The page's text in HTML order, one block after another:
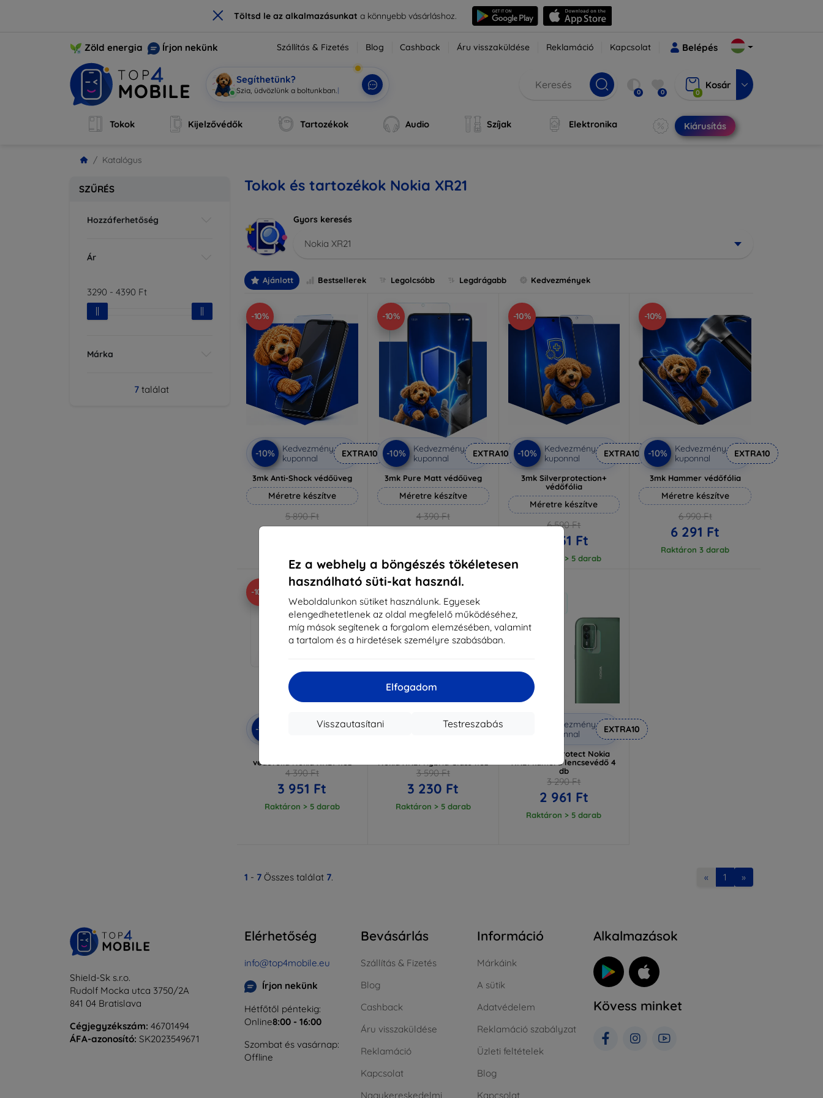
× Töltsd le az alkalmazásunkata könnyebb vásárláshoz.
Ez a webhely a böngészés tökéletesen
használható süti-kat használ.
Weboldalunkon sütiket használunk. Egyesek
elengedhetetlenek az oldal megfelelő működéséhez,
míg mások segítenek a forgalom elemzésében, valamint
a tartalom és a hirdetések személyre szabásában.
Elfogadom
Testreszabás
Visszautasítani
Zöld energia Írjon nekünk Szállítás & Fizetés Blog Cashback Áru visszaküldése Reklamáció Kapcsolat Belépés
Segíthetünk?
Szia, üdvözlü| 0 0 0
Kosár
Tokok Kijelzővédők Tartozékok Audio Szíjak Elektronika Kiárusítás
Katalógus
SZŰRÉS
Hozzáferhetőség
Ár
3290 - 4390 Ft
Márka
7találat
Tokok és tartozékok Nokia XR21
Gyors keresés
Nokia XR21
Ajánlott Bestsellerek Legolcsóbb Legdrágabb Kedvezmények
-10%
-10%
Kedvezmény
kuponnal
EXTRA10
3mk Anti-Shock védőüveg
Méretre készítve
5 890 Ft
5 301 Ft
-10%
-10%
Kedvezmény
kuponnal
EXTRA10
3mk Pure Matt védőüveg
Méretre készítve
4 390 Ft
3 951 Ft
-10%
-10%
Kedvezmény
kuponnal
EXTRA10
3mk Silverprotection+
védőfólia
Méretre készítve
6 590 Ft
5 931 Ft
Raktáron > 5 darab
-10%
-10%
Kedvezmény
kuponnal
EXTRA10
3mk Hammer védőfólia
Méretre készítve
6 990 Ft
6 291 Ft
Raktáron 3 darab
-10%
-10%
Kedvezmény
EXTRA10
védőfólia Nokia XR21-hez
4 390 Ft
3 951 Ft
Raktáron > 5 darab
Kedvezmény
EXTRA10
3 590 Ft
3 230 Ft
Raktáron > 5 darab
Kedvezmény
kuponnal
EXTRA10
3MK Lens Protect Nokia
XR21 kamera lencsevédő 4
db
3 290 Ft
2 961 Ft
Raktáron > 5 darab
1 - 7 Összes találat 7. « 1 »
Shield-Sk s.r.o.
Rudolf Mocka utca 3750/2A
841 04 Bratislava
Cégjegyzékszám: 46701494
ÁFA-azonosító: SK2023549671
Elérhetőség
info@top4mobile.eu
Írjon nekünk
Hétfőtől péntekig:
Online8:00 - 16:00
Szombat és vasárnap:
Offline
Bevásárlás
Szállítás & Fizetés
Blog
Cashback
Áru visszaküldése
Reklamáció
Kapcsolat
Nagykereskedelmi
Információ
Márkáink
A sütik
Adatvédelem
Reklamáció szabályzat
Üzleti feltételek
Blog
Kapcsolat
Alkalmazások
Kövess minket